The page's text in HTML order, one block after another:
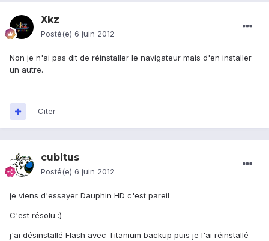
Xkz
Posté(e) 6 juin 2012
Non je n'ai pas dit de réinstaller le navigateur mais d'en installer
un autre.
Citer
cubitus
Posté(e) 6 juin 2012
je viens d'essayer Dauphin HD c'est pareil
C'est résolu :)
j'ai désinstallé Flash avec Titanium backup puis je l'ai réinstallé